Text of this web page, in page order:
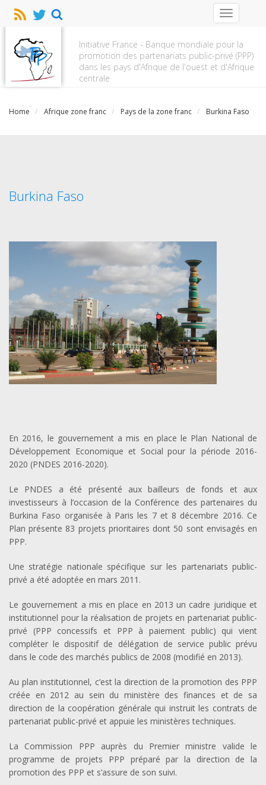
Initiative France - Banque mondiale pour la
promotion des partenariats public-privé (PPP)
dans les pays d'Afrique de l'ouest et d'Afrique
centrale
Toggle
navigation
Home Afrique zone franc Pays de la zone franc Burkina Faso
Burkina Faso
En 2016, le gouvernement a mis en place le Plan National de
Développement Economique et Social pour la période 2016-
2020 (PNDES 2016-2020).
Le PNDES a été présenté aux bailleurs de fonds et aux
investisseurs à l’occasion de la Conférence des partenaires du
Burkina Faso organisée à Paris les 7 et 8 décembre 2016. Ce
Plan présente 83 projets prioritaires dont 50 sont envisagés en
PPP.
Une stratégie nationale spécifique sur les partenariats public-
privé a été adoptée en mars 2011.
Le gouvernement a mis en place en 2013 un cadre juridique et
institutionnel pour la réalisation de projets en partenariat public-
privé (PPP concessifs et PPP à paiement public) qui vient
compléter le dispositif de délégation de service public prévu
dans le code des marchés publics de 2008 (modifié en 2013).
Au plan institutionnel, c’est la direction de la promotion des PPP
créée en 2012 au sein du ministère des finances et de sa
direction de la coopération générale qui instruit les contrats de
partenariat public-privé et appuie les ministères techniques.
La Commission PPP auprès du Premier ministre valide le
programme de projets PPP préparé par la direction de la
promotion des PPP et s’assure de son suivi.